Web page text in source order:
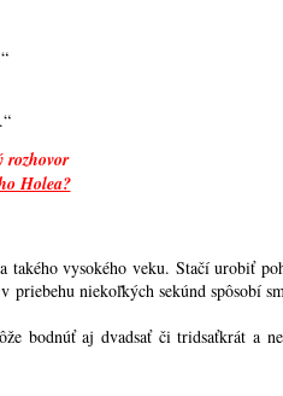
rozhovor
Holea?
vysokého veku. Stačí urobiť
priebehu niekoľkých sekúnd spôsobí
bodnúť aj dvadsať či tridsaťkrát a